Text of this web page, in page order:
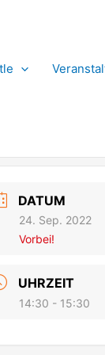
DATUM
24. Sep. 2022
Vorbei!
UHRZEIT
14:30 - 15:30